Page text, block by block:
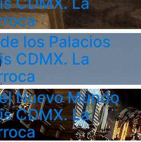
los Palacios
CDMX. La
Nuevo Mundo
CDMX. La